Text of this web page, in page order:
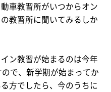
車教習所がいつからオン
教習所に聞いてみるしか
ン教習が始まるのは今年
で、新学期が始まってか
方でしたら、今のうちに